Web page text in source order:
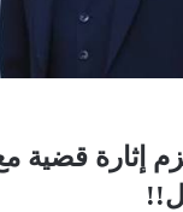
إثارة قضية